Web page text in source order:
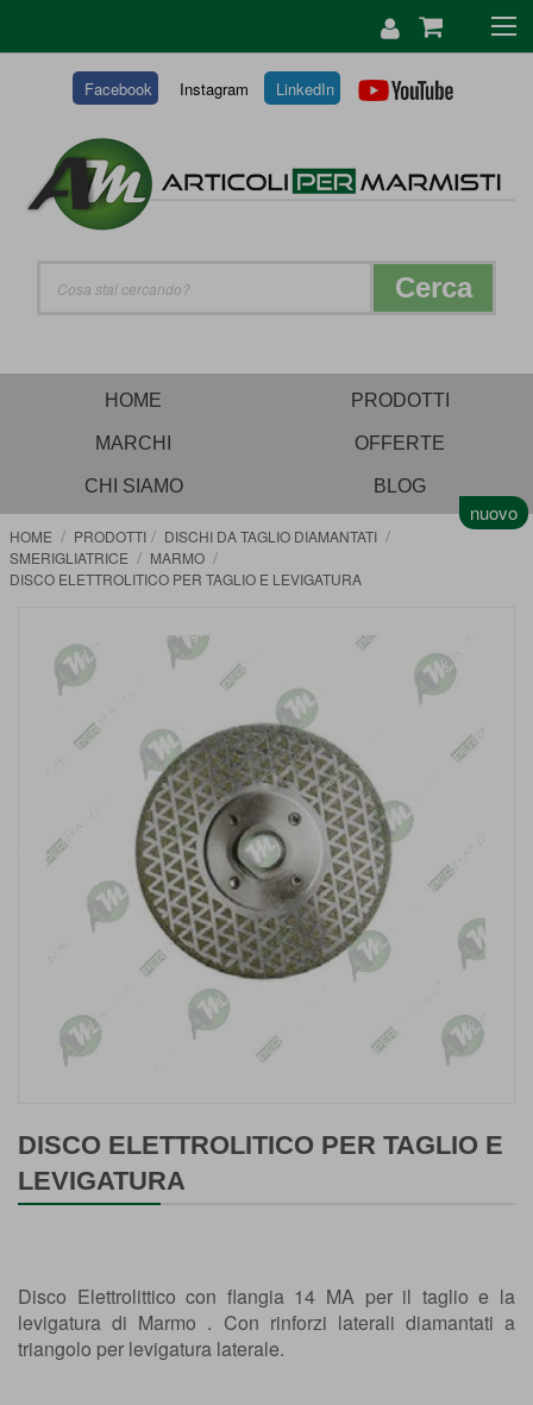
Facebook Instagram LinkedIn
CONTENUTO
Cerca
HOME PRODOTTI
MARCHI OFFERTE
CHI SIAMO BLOG
HOME PRODOTTI
DISCHI DA TAGLIO DIAMANTATI
SMERIGLIATRICE
MARMO
DISCO ELETTROLITICO PER TAGLIO E LEVIGATURA
DISCO ELETTROLITICO PER TAGLIO E
LEVIGATURA
all'inizio
galleria
Disco Elettrolittico con flangia 14 MA per il taglio e la
levigatura di Marmo . Con rinforzi laterali diamantati a
triangolo per levigatura laterale.